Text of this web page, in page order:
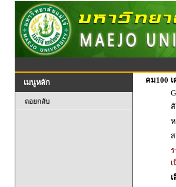
เมนูหลัก
ถอยกลับ
คม100